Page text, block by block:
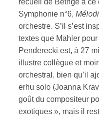
Symphonie n°6,
orchestre. S’il s’est
textes que Mahler pour
Penderecki est, à 27
illustre collègue et
orchestral, bien qu’il
erhu solo (Joanna
goût du compositeur
exotiques », mais il